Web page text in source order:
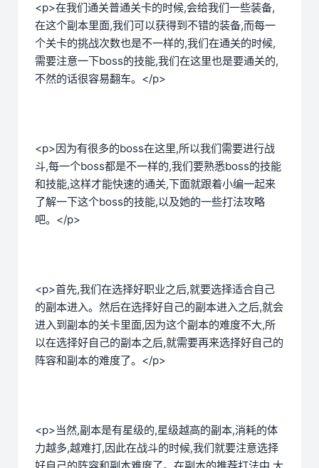
<p>在我们通关普通关卡的时候,会给我们一些装备,
在这个副本里面,我们可以获得到不错的装备,而每一
个关卡的挑战次数也是不一样的,我们在通关的时候,
需要注意一下boss的技能,我们在这里也是要通关的,
不然的话很容易翻车。</p>
<p>因为有很多的boss在这里,所以我们需要进行战
斗,每一个boss都是不一样的,我们要熟悉boss的技能
和技能,这样才能快速的通关,下面就跟着小编一起来
了解一下这个boss的技能,以及她的一些打法攻略
吧。</p>
<p>首先,我们在选择好职业之后,就要选择适合自己
的副本进入。然后在选择好自己的副本进入之后,就会
进入到副本的关卡里面,因为这个副本的难度不大,所
以在选择好自己的副本之后,就需要再来选择好自己的
阵容和副本的难度了。</p>
<p>当然,副本是有星级的,星级越高的副本,消耗的体
力越多,越难打,因此在战斗的时候,我们就要注意选择